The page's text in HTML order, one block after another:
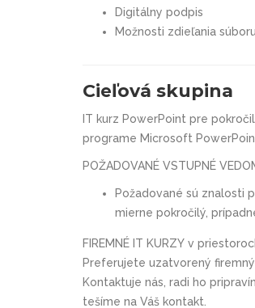
Digitálny podpis
Možnosti zdieľania súboru
Cieľová skupina
IT kurz PowerPoint pre
programe Microsoft
POŽADOVANÉ VSTUPNÉ
Požadované sú znalosti
mierne pokročilý,
FIREMNÉ IT KURZY v
Preferujete uzatvorený
Kontaktuje nás, radi ho
tešíme na Váš kontakt.